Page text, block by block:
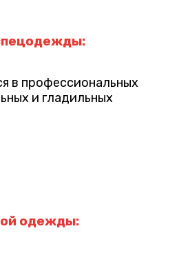
в профессиональных
и гладильных
одежды: